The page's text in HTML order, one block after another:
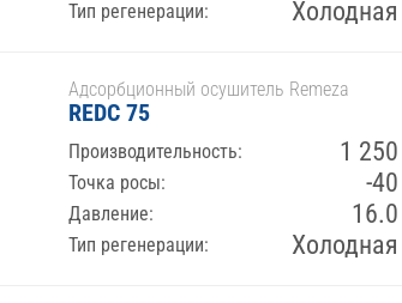
Тип регенерации: Холодная
Адсорбционный осушитель Remeza
REDC 75
Производительность: 1 250
Точка росы: -40
Давление: 16.0
Тип регенерации: Холодная